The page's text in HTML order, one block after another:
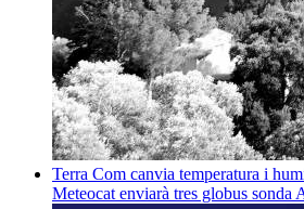
Terra Com canvia temperatura i
Meteocat enviarà tres globus sonda